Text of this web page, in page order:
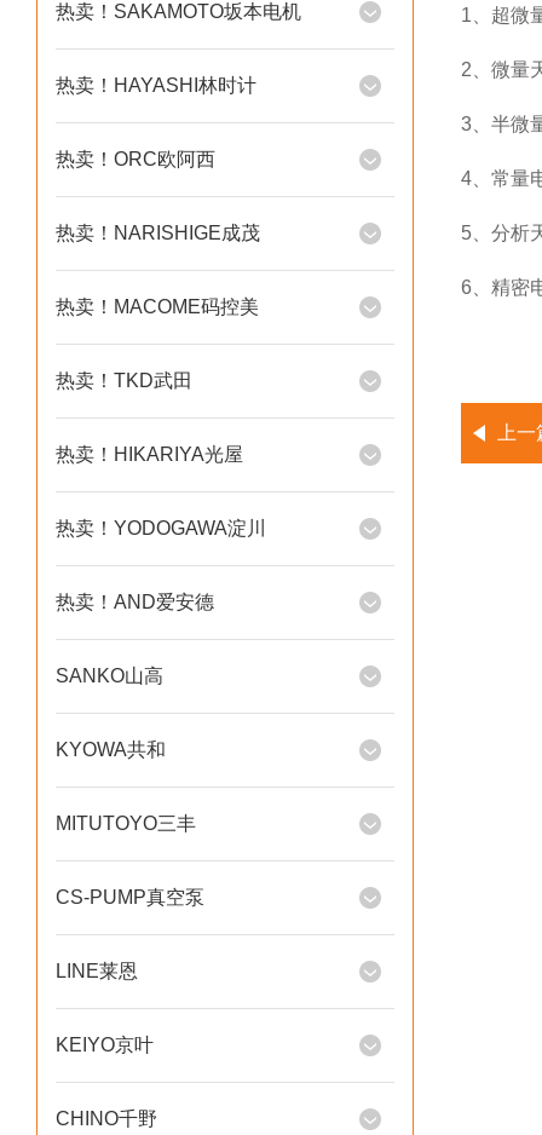
热卖！SAKAMOTO坂本电机
热卖！HAYASHI林时计
热卖！ORC欧阿西
热卖！NARISHIGE成茂
热卖！MACOME码控美
热卖！TKD武田
热卖！HIKARIYA光屋
热卖！YODOGAWA淀川
热卖！AND爱安德
SANKO山高
KYOWA共和
MITUTOYO三丰
CS-PUMP真空泵
LINE莱恩
KEIYO京叶
CHINO千野
1、超微
2、微量
3、半微
4、常量
5、分析
6、精密
上